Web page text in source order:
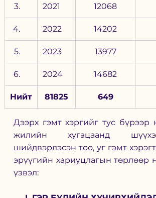
2021 12068
2022 14202
2023 13977
2024 14682
Нийт 81825 649
Дээрх гэмт хэргийг тус бүрээр
жилийн хугацаанд
шийдвэрлэсэн тоо, уг гэмт
эрүүгийн хариуцлагын төрлөөр
үзвэл: